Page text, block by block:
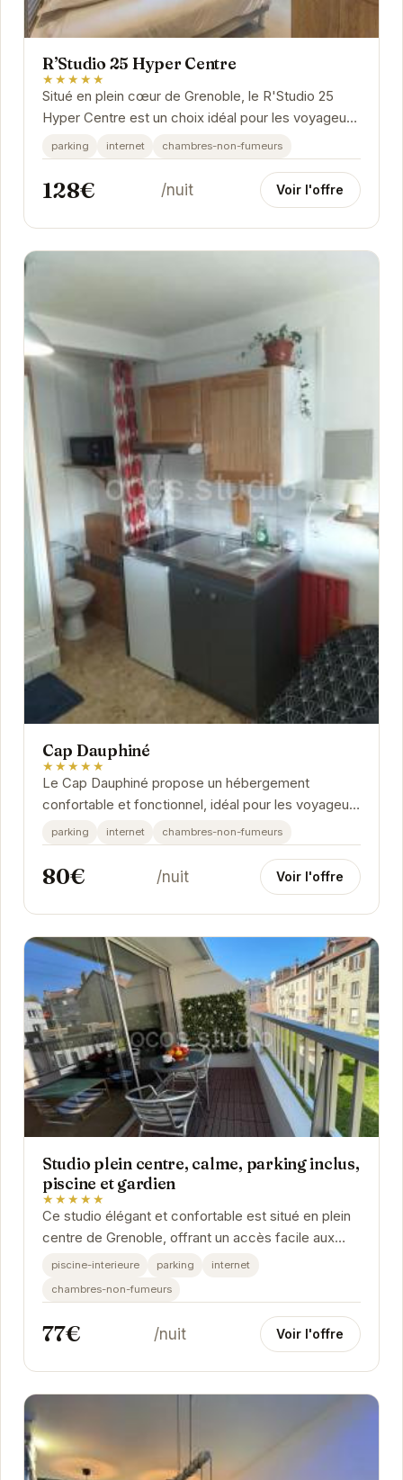
R’Studio 25 Hyper Centre
★★★★★
Situé en plein cœur de Grenoble, le R'Studio 25
Hyper Centre est un choix idéal pour les voyageurs
souhaitant explorer la ville. Proche des...
parking internet chambres-non-fumeurs
128€ /nuit Voir l'offre
Cap Dauphiné
★★★★★
Le Cap Dauphiné propose un hébergement
confortable et fonctionnel, idéal pour les voyageurs
d'affaires ou de loisirs. Sa situation géographique...
parking internet chambres-non-fumeurs
80€ /nuit Voir l'offre
Studio plein centre, calme, parking inclus,
piscine et gardien
★★★★★
Ce studio élégant et confortable est situé en plein
centre de Grenoble, offrant un accès facile aux
attractions de la ville. Avec une piscine...
piscine-interieure parking
internet
chambres-non-fumeurs
77€ /nuit Voir l'offre